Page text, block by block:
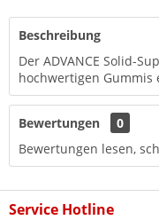
Beschreibung
Der ADVANCE Solid-
hochwertigen Gummis
Bewertungen
0
Bewertungen lesen,
Service Hotline